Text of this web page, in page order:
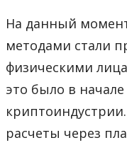
На данный
методами стали
физическими
это было в
расчеты через